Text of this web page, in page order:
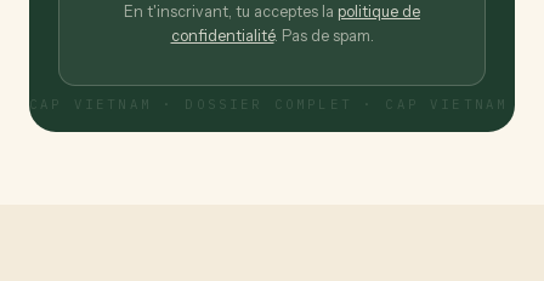
En t'inscrivant, tu acceptes la politique de
confidentialité. Pas de spam.